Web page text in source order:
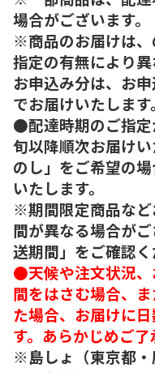
場合がございます。
※商品のお届けは
指定の有無により
お申込み分は、お
でお届けいたします
●配達時期のご指
旬以降順次お届け
のし」をご希望の
いたします。
※期間限定商品な
間が異なる場合が
送期間」をご確認く
●天候や注文状況、
間をはさむ場合、
た場合、お届けに
す。あらかじめご了
※島しょ（東京都